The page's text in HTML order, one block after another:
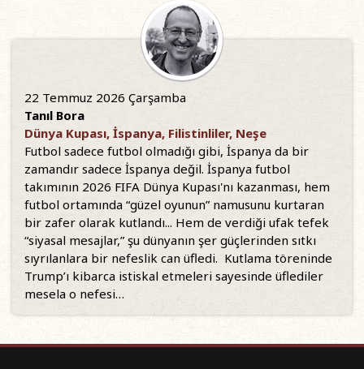
22 Temmuz 2026 Çarşamba
Tanıl Bora
Dünya Kupası, İspanya, Filistinliler, Neşe
Futbol sadece futbol olmadığı gibi, İspanya da bir
zamandır sadece İspanya değil. İspanya futbol
takımının 2026 FIFA Dünya Kupası'nı kazanması, hem
futbol ortamında “güzel oyunun” namusunu kurtaran
bir zafer olarak kutlandı... Hem de verdiği ufak tefek
“siyasal mesajlar,” şu dünyanın şer güçlerinden sıtkı
sıyrılanlara bir nefeslik can üfledi. Kutlama töreninde
Trump’ı kibarca istiskal etmeleri sayesinde üflediler
mesela o nefesi…